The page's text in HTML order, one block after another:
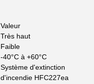
Valeur
Très haut
Faible
-40°C à +60°C
Système d'extinction
d'incendie HFC227ea